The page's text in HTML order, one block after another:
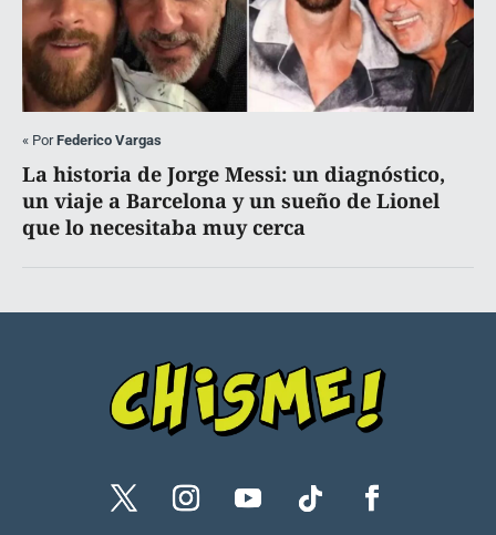
« PorFederico Vargas
La historia de Jorge Messi: un diagnóstico,
un viaje a Barcelona y un sueño de Lionel
que lo necesitaba muy cerca